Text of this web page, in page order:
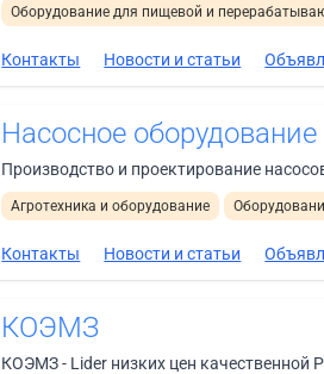
Оборудование для пищевой и
Контакты Новости и статьи
Насосное оборудование
Производство и проектирование
Агротехника и оборудование
Контакты Новости и статьи
КОЭМЗ
КОЭМЗ - Lider низких цен качественной